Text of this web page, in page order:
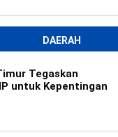
DAERAH
Tegaskan
untuk Kepentingan